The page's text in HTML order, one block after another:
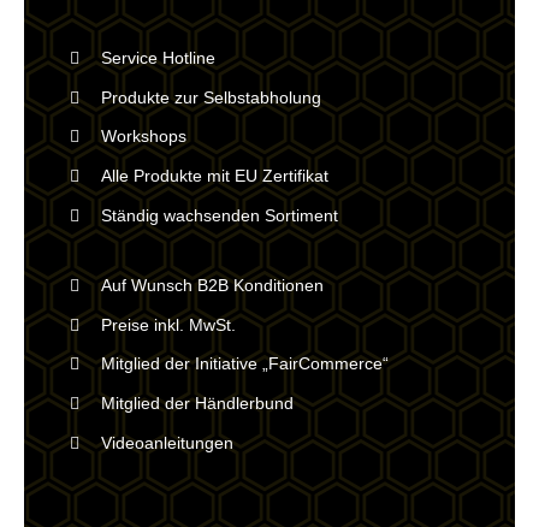
Service Hotline
Produkte zur Selbstabholung
Workshops
Alle Produkte mit EU Zertifikat
Ständig wachsenden Sortiment
Auf Wunsch B2B Konditionen
Preise inkl. MwSt.
Mitglied der Initiative „FairCommerce“
Mitglied der Händlerbund
Videoanleitungen